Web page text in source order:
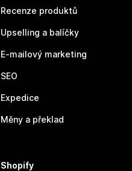
Recenze produktů
Upselling a balíčky
E-mailový marketing
SEO
Expedice
Měny a překlad
Shopify